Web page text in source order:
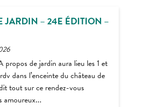
JARDIN – 24E ÉDITION –
propos de jardin aura lieu les 1 et
dans l’enceinte du château de
tout sur ce rendez-vous
amoureux...